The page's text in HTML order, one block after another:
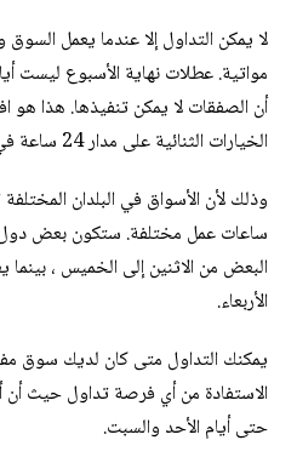
لا يمكن التداول إلا عندما يعمل
مواتية. عطلات نهاية الأسبوع ليست
أن الصفقات لا يمكن تنفيذها. هذا هو
الخيارات الثنائية على مدار 24 ساعة في اليوم ، 7 أيام في الأسبوع.
وذلك لأن الأسواق في البلدان
ساعات عمل مختلفة. ستكون بعض دول
البعض من الاثنين إلى الخميس ،
الأربعاء.
يمكنك التداول متى كان لديك سوق
الاستفادة من أي فرصة تداول حيث
حتى أيام الأحد والسبت.